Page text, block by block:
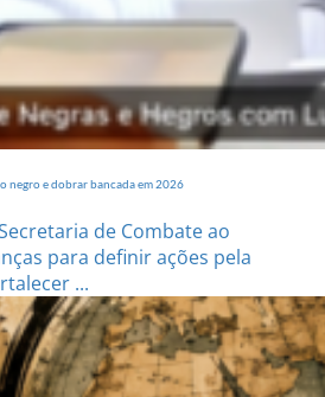
negro e dobrar bancada em 2026
de Combate ao
para definir ações pela
...